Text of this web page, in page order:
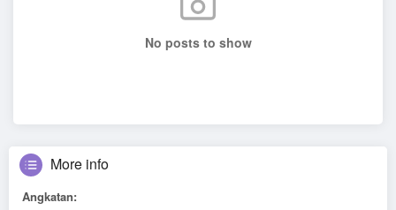
No posts to show
More info
Angkatan: